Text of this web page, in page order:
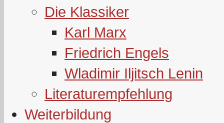
Die Klassiker
Karl Marx
Friedrich Engels
Wladimir Iljitsch Lenin
Literaturempfehlung
Weiterbildung